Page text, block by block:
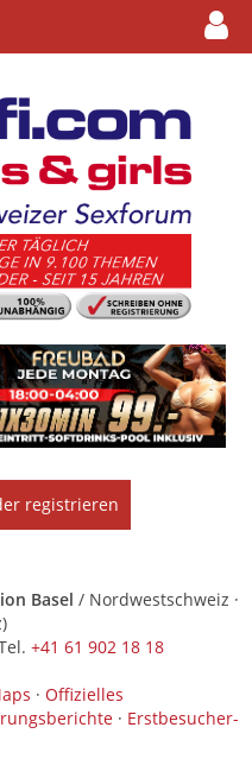
registrieren
Basel / Nordwestschweiz ·
+41 61 902 18 18
· Offizielles
· Erstbesucher-